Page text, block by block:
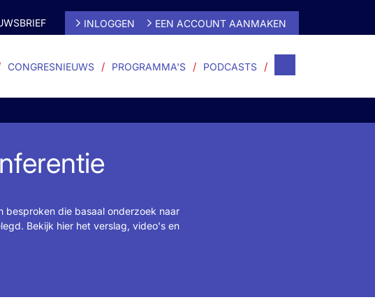
INLOGGEN EEN ACCOUNT AANMAKEN
CONGRESNIEUWS PROGRAMMA'S PODCASTS
besproken die basaal onderzoek naar
Bekijk hier het verslag, video's en